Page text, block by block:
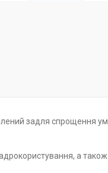
задля спрощення
а